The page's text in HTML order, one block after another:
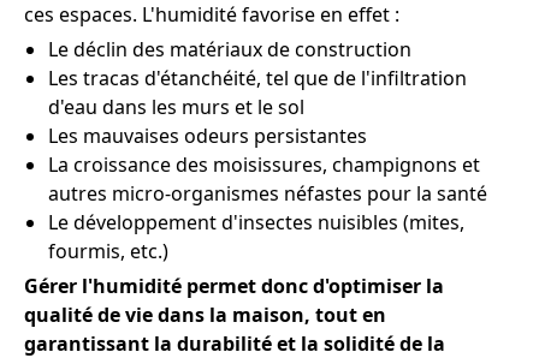
ces espaces. L'humidité favorise en effet :
Le déclin des matériaux de construction
Les tracas d'étanchéité, tel que de l'infiltration
d'eau dans les murs et le sol
Les mauvaises odeurs persistantes
La croissance des moisissures, champignons et
autres micro-organismes néfastes pour la santé
Le développement d'insectes nuisibles (mites,
fourmis, etc.)
Gérer l'humidité permet donc d'optimiser la
qualité de vie dans la maison, tout en
garantissant la durabilité et la solidité de la